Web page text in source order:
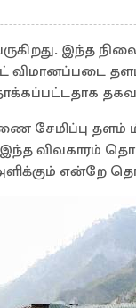
இந்த
சேமிப்பு
இந்த விவகாரம்
என்றே